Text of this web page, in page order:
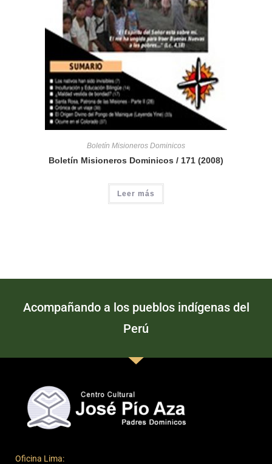
Boletín Misioneros Dominicos
Boletín Misioneros Dominicos / 171 (2008)
Leer más
Acompañando a los pueblos indígenas del
Perú
Oficina Lima: